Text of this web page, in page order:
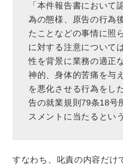
「本件報告書におい
為の態様、原告の行為
たことなどの事情に照
に対する注意について
性を背景に業務の適正
神的、身体的苦痛を与
を悪化させる行為をし
告の就業規則79条18号
スメントに当たるとい
すなわち、叱責の内容だけ